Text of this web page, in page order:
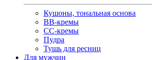
Кушоны, тональная основа
BB-кремы
CC-кремы
Пудра
Тушь для ресниц
Для мужчин